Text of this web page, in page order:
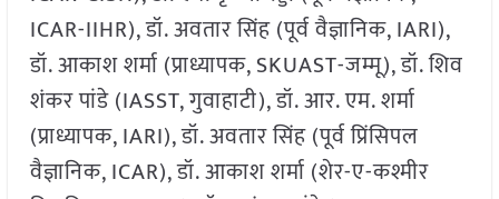
ICAR-IIHR), डॉ. अवतार सिंह (पूर्व वैज्ञानिक, IARI),
डॉ. आकाश शर्मा (प्राध्यापक, SKUAST-जम्मू), डॉ. शिव
शंकर पांडे (IASST, गुवाहाटी), डॉ. आर. एम. शर्मा
(प्राध्यापक, IARI), डॉ. अवतार सिंह (पूर्व प्रिंसिपल
वैज्ञानिक, ICAR), डॉ. आकाश शर्मा (शेर-ए-कश्मीर